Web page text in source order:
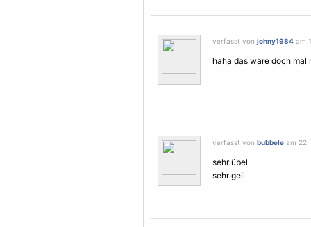
verfasst von johny1984 am
haha das wäre doch mal
verfasst von bubbele am 22.
sehr übel
sehr geil